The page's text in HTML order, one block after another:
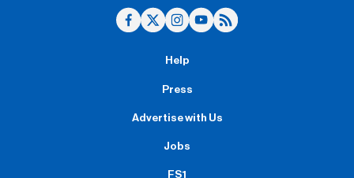
Help
Press
Advertise with Us
Jobs
FS1